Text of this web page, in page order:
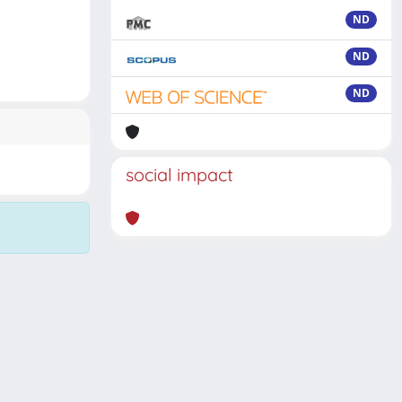
ND
ND
ND
social impact